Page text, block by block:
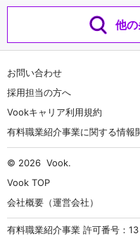
他
お問い合わせ
採用担当の方へ
Vookキャリア利用規約
有料職業紹介事業に関する情報
© 2026 Vook.
Vook TOP
会社概要（運営会社）
有料職業紹介事業 許可番号：